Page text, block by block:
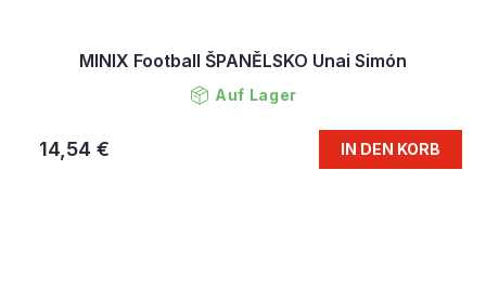
MINIX Football ŠPANĚLSKO Unai Simón
Auf Lager
14,54 € IN DEN KORB